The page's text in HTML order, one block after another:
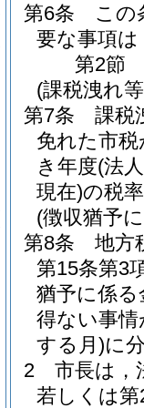
第6条
この
要な事項
第2節
(課税洩れ
第7条
課税
免れた市
き年度(法
現在)の税
(徴収猶予
第8条
地方
第15条第3
猶予に係
得ない事
する月)に
2
市長は，
若しくは